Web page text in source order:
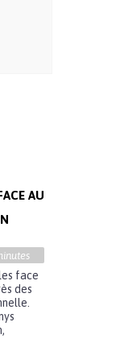
AU
face
des